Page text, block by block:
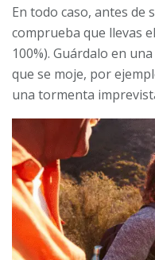
En todo caso, antes de
comprueba que llevas
100%). Guárdalo en
que se moje, por
una tormenta